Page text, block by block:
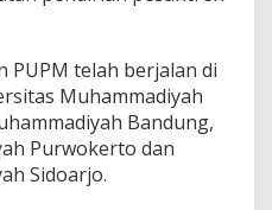
PUPM telah berjalan di
Muhammadiyah
Bandung,
Purwokerto dan
Sidoarjo.